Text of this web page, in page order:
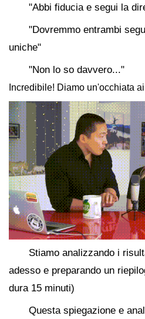
"Abbi fiducia e segui la
"Dovremmo entrambi
uniche"
"Non lo so davvero..."
Incredibile! Diamo un'occhiata
Stiamo analizzando i
adesso e preparando un
dura 15 minuti)
Questa spiegazione e